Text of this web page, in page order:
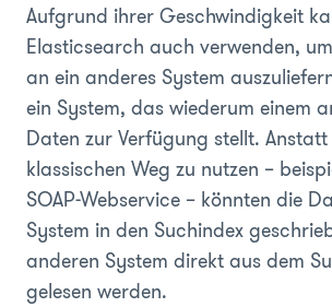
Aufgrund ihrer Geschwindigkeit
Elasticsearch auch verwenden,
an ein anderes System
ein System, das wiederum einem
Daten zur Verfügung stellt. Anstatt
klassischen Weg zu nutzen –
SOAP-Webservice – könnten die
System in den Suchindex
anderen System direkt aus dem
gelesen werden.